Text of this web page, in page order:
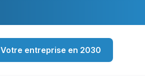
Votre entreprise en 2030